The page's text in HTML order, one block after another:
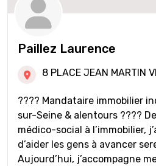
Paillez Laurence
8 PLACE JEAN MARTIN
???? Mandataire immobilier
sur-Seine & alentours ???? De l’accompagnement
médico-social à l’immobilier,
d’aider les gens à avancer
Aujourd’hui, j’accompagne